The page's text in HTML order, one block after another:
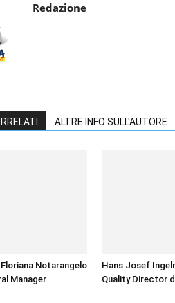
Redazione
ALTRE INFO SULL'AUTORE
Notarangelo
Manager
Hans Josef
Quality Director